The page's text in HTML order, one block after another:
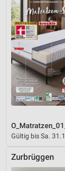
Gültig bis Sa.
Zurbrüggen